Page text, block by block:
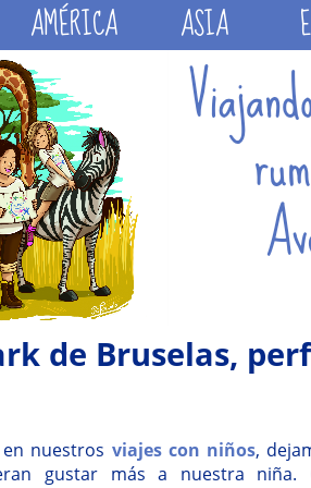
AMÉRICA ASIA
de Bruselas,
nuestros viajes con niños,
gustar más a nuestra niña.